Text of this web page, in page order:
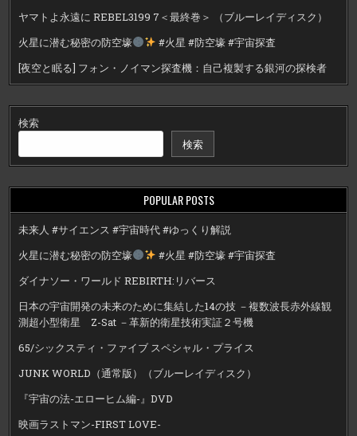
ヤマトよ永遠に REBEL3199 7＜最終巻＞ （ブルーレイディスク）
火星に潜む秘密の防空壕
#火星 #防空壕 #宇宙探査
[夜空と眠る] フォン・ノイマン探査機：自己複製する銀河の探検者
検索
検索
POPULAR POSTS
未来人 #サイエンス #宇宙時代 #ゆっくり解説
火星に潜む秘密の防空壕
#火星 #防空壕 #宇宙探査
ダイナソー・ワールド REBIRTH:リバース
日本の宇宙開発の未来のために集結した14の技 －複数波長赤外線観
測超小型衛星 Z-Sat －革新的衛星技術実証２号機
65/シックスティ・ファイブ スペシャル・プライス
JUNK WORLD（通常版）（ブルーレイディスク）
『宇宙の法-エローヒム編-』DVD
映画ラストマン-FIRST LOVE-